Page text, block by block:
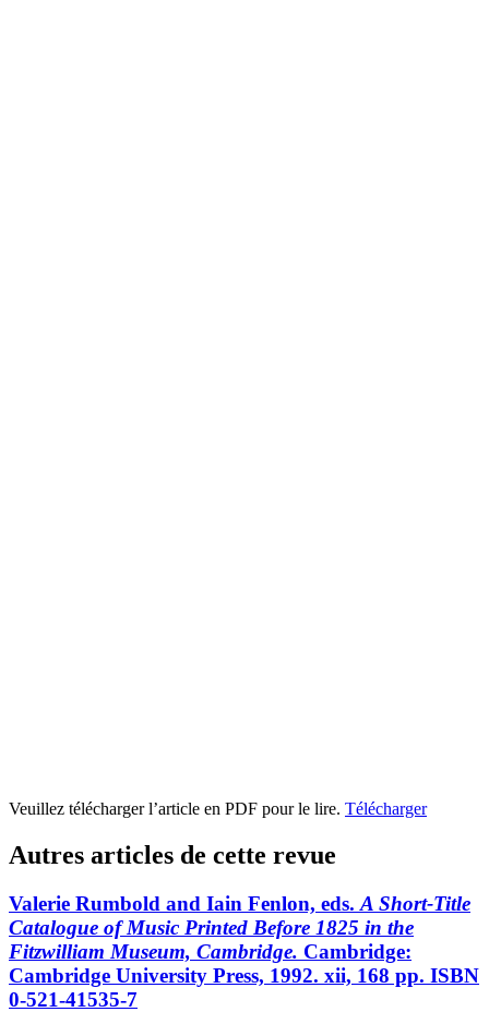
Veuillez télécharger l’article en PDF pour le lire. Télécharger
Autres articles de cette revue
Valerie Rumbold and Iain Fenlon, eds. A Short-Title
Catalogue of Music Printed Before 1825 in the
Fitzwilliam Museum, Cambridge. Cambridge:
Cambridge University Press, 1992. xii, 168 pp. ISBN
0-521-41535-7